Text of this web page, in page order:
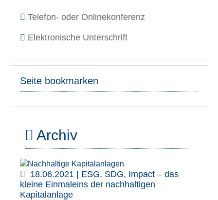
Telefon- oder Onlinekonferenz
Elektronische Unterschrift
Seite bookmarken
Archiv
18.06.2021 | ESG, SDG, Impact – das
kleine Einmaleins der nachhaltigen
Kapitalanlage